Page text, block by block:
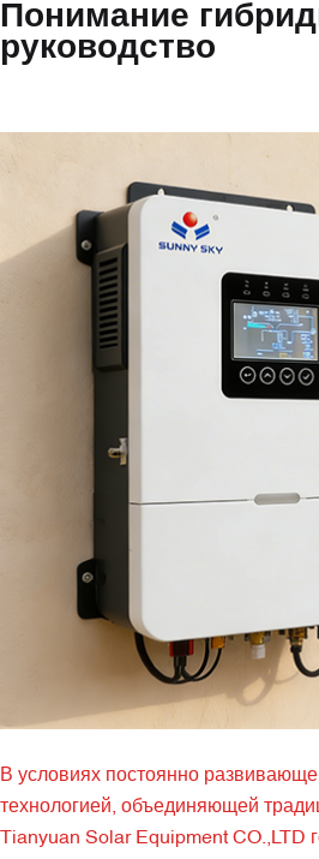
Понимание
руководство
В условиях постоянно
технологией, объединяющей
Tianyuan Solar Equipment CO.,LTD